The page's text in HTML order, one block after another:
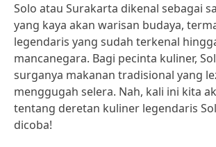
Solo atau Surakarta dikenal sebagai
yang kaya akan warisan budaya,
legendaris yang sudah terkenal
mancanegara. Bagi pecinta kuliner,
surganya makanan tradisional yang
menggugah selera. Nah, kali ini kita
tentang deretan kuliner legendaris
dicoba!